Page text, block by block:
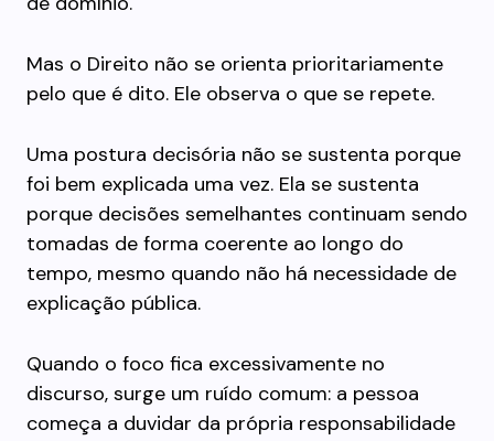
Mas o Direito não se orienta prioritariamente
pelo que é dito. Ele observa o que se repete.
Uma postura decisória não se sustenta porque
foi bem explicada uma vez. Ela se sustenta
porque decisões semelhantes continuam sendo
tomadas de forma coerente ao longo do
tempo, mesmo quando não há necessidade de
explicação pública.
Quando o foco fica excessivamente no
discurso, surge um ruído comum: a pessoa
começa a duvidar da própria responsabilidade